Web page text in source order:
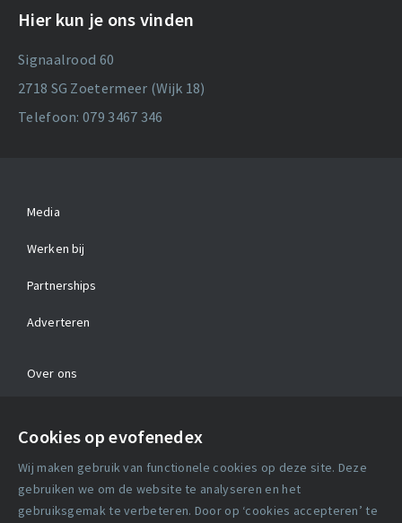
Cookies op evofenedex
Wij maken gebruik van functionele cookies op deze site. Deze
gebruiken we om de website te analyseren en het
gebruiksgemak te verbeteren. Door op ‘cookies accepteren’ te
Hier kun je ons vinden
Signaalrood 60
2718 SG Zoetermeer (Wijk 18)
Telefoon: 079 3467 346
Media
Werken bij
Partnerships
Adverteren
Over ons
Algemene voorwaarden
Cookie verklaring